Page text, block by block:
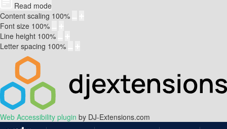
Read mode
Content scaling 100%
Font size 100%
Line height 100%
Letter spacing 100%
Web Accessibility plugin by DJ-Extensions.com